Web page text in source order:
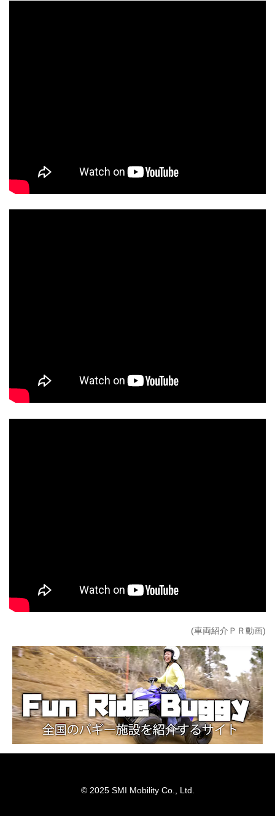
(車両紹介ＰＲ動画)
© 2025 SMI Mobility Co., Ltd.